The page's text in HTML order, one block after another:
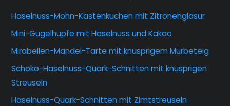
Haselnuss-Mohn-Kastenkuchen mit Zitronenglasur
Mini-Gugelhupfe mit Haselnuss und Kakao
Mirabellen-Mandel-Tarte mit knusprigem Mürbeteig
Schoko-Haselnuss-Quark-Schnitten mit knusprigen
Streuseln
Haselnuss-Quark-Schnitten mit Zimtstreuseln